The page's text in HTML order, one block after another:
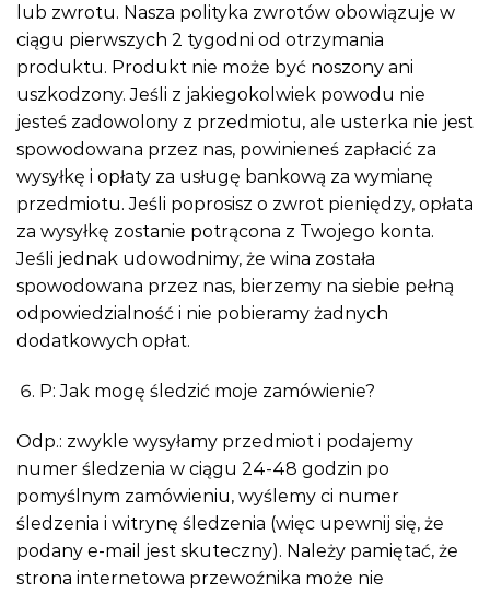
lub zwrotu. Nasza polityka zwrotów obowiązuje w
ciągu pierwszych 2 tygodni od otrzymania
produktu. Produkt nie może być noszony ani
uszkodzony. Jeśli z jakiegokolwiek powodu nie
jesteś zadowolony z przedmiotu, ale usterka nie jest
spowodowana przez nas, powinieneś zapłacić za
wysyłkę i opłaty za usługę bankową za wymianę
przedmiotu. Jeśli poprosisz o zwrot pieniędzy, opłata
za wysyłkę zostanie potrącona z Twojego konta.
Jeśli jednak udowodnimy, że wina została
spowodowana przez nas, bierzemy na siebie pełną
odpowiedzialność i nie pobieramy żadnych
dodatkowych opłat.
P: Jak mogę śledzić moje zamówienie?
Odp.: zwykle wysyłamy przedmiot i podajemy
numer śledzenia w ciągu 24-48 godzin po
pomyślnym zamówieniu, wyślemy ci numer
śledzenia i witrynę śledzenia (więc upewnij się, że
podany e-mail jest skuteczny). Należy pamiętać, że
strona internetowa przewoźnika może nie